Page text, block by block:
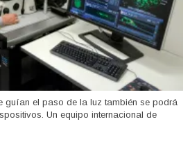
guían el paso de la luz también se podrá
Un equipo internacional de